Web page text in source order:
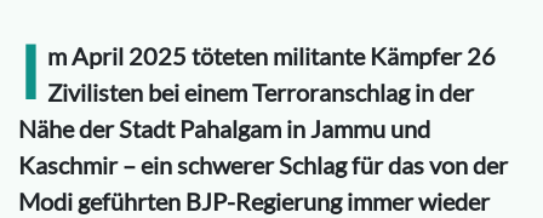
I m April 2025 töteten militante Kämpfer 26
Zivilisten bei einem Terroranschlag in der
Nähe der Stadt Pahalgam in Jammu und
Kaschmir – ein schwerer Schlag für das von der
Modi geführten BJP-Regierung immer wieder